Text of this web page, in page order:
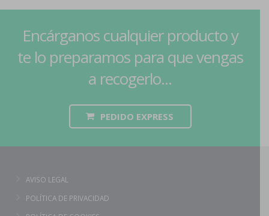
Encárganos cualquier producto y
te lo preparamos para que vengas
a recogerlo...
PEDIDO EXPRESS
AVISO LEGAL
POLÍTICA DE PRIVACIDAD